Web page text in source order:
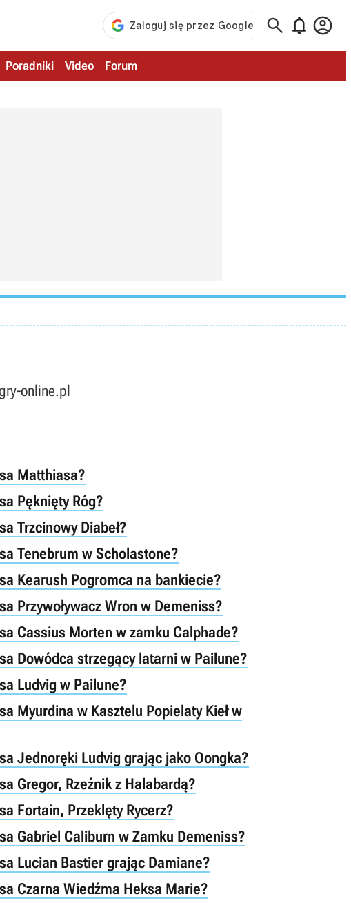
  
Poradniki Video Forum
online.pl
Matthiasa?
Pęknięty Róg?
Trzcinowy Diabeł?
Tenebrum w Scholastone?
Kearush Pogromca na bankiecie?
Przywoływacz Wron w Demeniss?
Cassius Morten w zamku Calphade?
Dowódca strzegący latarni w Pailune?
Ludvig w Pailune?
Myurdina w Kasztelu Popielaty Kieł w
Jednoręki Ludvig grając jako Oongka?
Gregor, Rzeźnik z Halabardą?
Fortain, Przeklęty Rycerz?
Gabriel Caliburn w Zamku Demeniss?
Lucian Bastier grając Damiane?
Czarna Wiedźma Heksa Marie?